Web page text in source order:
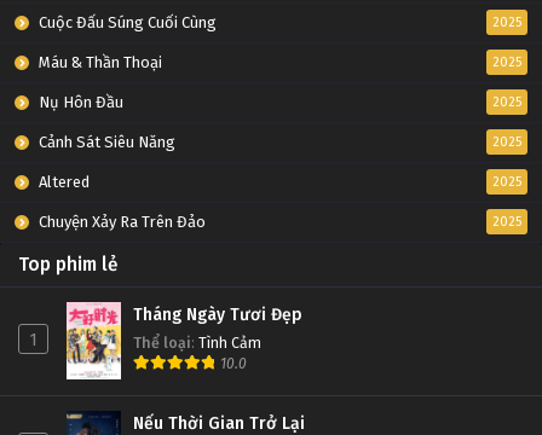
Cuộc Đấu Súng Cuối Cùng 2025
Máu & Thần Thoại 2025
Nụ Hôn Đầu 2025
Cảnh Sát Siêu Năng 2025
Altered 2025
Chuyện Xảy Ra Trên Đảo 2025
Top phim lẻ
1
Tháng Ngày Tươi Đẹp
Thể loại: Tình Cảm
10.0
Nếu Thời Gian Trở Lại